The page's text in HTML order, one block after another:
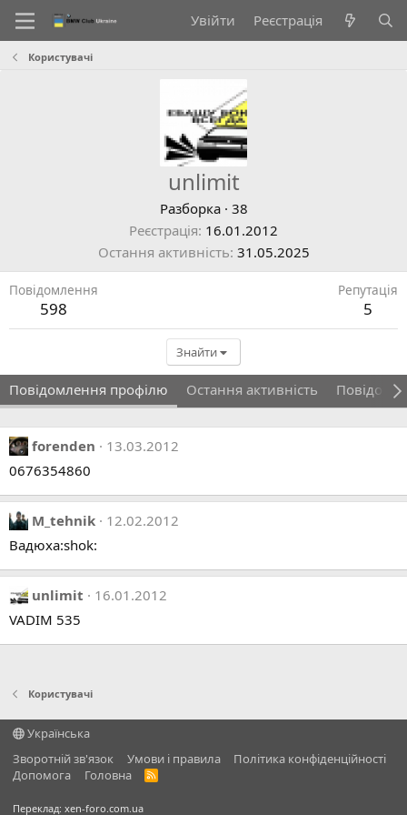
Увійти Реєстрація
Користувачі
unlimit
Разборка · 38
Реєстрація 16.01.2012
Остання активність 31.05.2025
Повідомлення
598
Репутація
5
Знайти
Повідомлення профілю Остання активність
forenden
13.03.2012
0676354860
M_tehnik
12.02.2012
Вадюха:shok:
unlimit
16.01.2012
VADIM 535
Користувачі
Українська
Зворотній зв'язок
Умови і правила
Політика конфіденційності
Дoпoмoга
Головна
R
Переклад: xen-foro.com.ua